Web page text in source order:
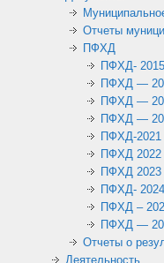
Отчеты
ПФХД
ПФХД-
ПФХД —
ПФХД —
ПФХД —
ПФХД-2021
ПФХД 2022
ПФХД 2023
ПФХД-
ПФХД –
ПФХД —
Отчеты о
Деятельность